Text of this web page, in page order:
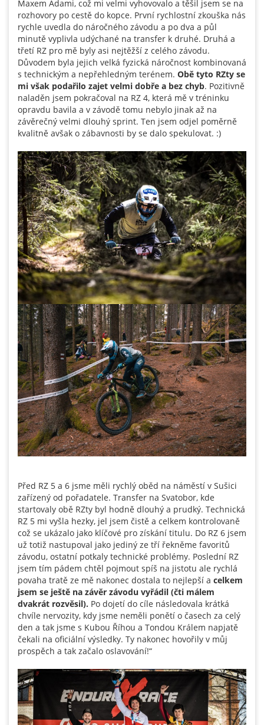
Maxem Adami, což mi velmi vyhovovalo a těšil jsem se na
rozhovory po cestě do kopce. První rychlostní zkouška nás
rychle uvedla do náročného závodu a po dva a půl
minutě vyplivla udýchané na transfer k druhé. Druhá a
třetí RZ pro mě byly asi nejtěžší z celého závodu.
Důvodem byla jejich velká fyzická náročnost kombinovaná
s technickým a nepřehledným terénem. Obě tyto RZty se
mi však podařilo zajet velmi dobře a bez chyb. Pozitivně
naladěn jsem pokračoval na RZ 4, která mě v tréninku
opravdu bavila a v závodě tomu nebylo jinak až na
závěrečný velmi dlouhý sprint. Ten jsem odjel poměrně
kvalitně avšak o zábavnosti by se dalo spekulovat. :)
Před RZ 5 a 6 jsme měli rychlý oběd na náměstí v Sušici
zařízený od pořadatele. Transfer na Svatobor, kde
startovaly obě RZty byl hodně dlouhý a prudký. Technická
RZ 5 mi vyšla hezky, jel jsem čistě a celkem kontrolovaně
což se ukázalo jako klíčové pro získání titulu. Do RZ 6 jsem
už totiž nastupoval jako jediný ze tří řekněme favoritů
závodu, ostatní potkaly technické problémy. Poslední RZ
jsem tím pádem chtěl pojmout spíš na jistotu ale rychlá
povaha tratě ze mě nakonec dostala to nejlepší a celkem
jsem se ještě na závěr závodu vyřádil (čti málem
dvakrát rozvěsil). Po dojetí do cíle následovala krátká
chvíle nervozity, kdy jsme neměli ponětí o časech za celý
den a tak jsme s Kubou Říhou a Tondou Králem napjatě
čekali na oficiální výsledky. Ty nakonec hovořily v můj
prospěch a tak začalo oslavování!“